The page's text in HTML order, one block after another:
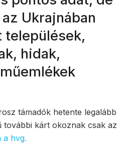
Ukrajnában
hidak,
támadók hetente legalább
további kárt okoznak csak az
a hvg.